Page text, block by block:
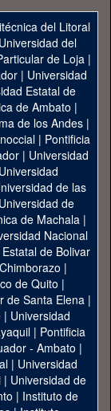
del Litoral
Universidad del
de Loja|
| Universidad
Estatal de
de Ambato |
de los Andes|
| Pontificia
| Universidad
Universidad
de las
Universidad de
de Machala|
Nacional
de Bolivar
|
de Quito |
de Santa Elena|
| Universidad
| Pontificia
- Ambato |
| Universidad
| Universidad de
| Instituto de